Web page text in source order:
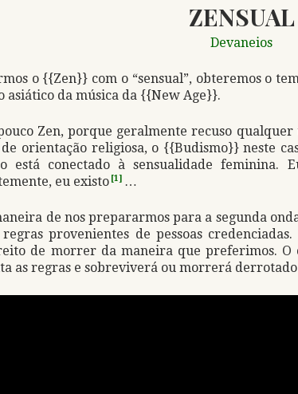
ZENSUAL
Devaneios
o {{Zen}} com o “sensual”, obteremos o
asiático da música da {{New Age}}.
Zen, porque geralmente recuso
orientação religiosa, o {{Budismo}} neste
está conectado à sensualidade feminina.
eu existo [1] …
de nos prepararmos para a segunda
provenientes de pessoas
de morrer da maneira que preferimos. O
as regras e sobreviverá ou morrerá